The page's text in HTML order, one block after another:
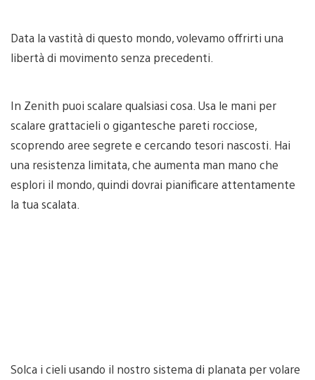
Data la vastità di questo mondo, volevamo offrirti una
libertà di movimento senza precedenti.
In Zenith puoi scalare qualsiasi cosa. Usa le mani per
scalare grattacieli o gigantesche pareti rocciose,
scoprendo aree segrete e cercando tesori nascosti. Hai
una resistenza limitata, che aumenta man mano che
esplori il mondo, quindi dovrai pianificare attentamente
la tua scalata.
Solca i cieli usando il nostro sistema di planata per volare